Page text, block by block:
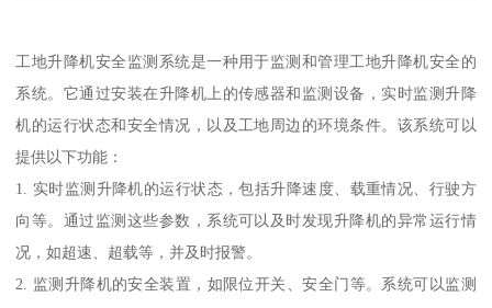
工地升降机安全监测系统是一种用于监测和管理工地升降机安全的
系统。它通过安装在升降机上的传感器和监测设备，实时监测升降
机的运行状态和安全情况，以及工地周边的环境条件。该系统可以
提供以下功能：
1. 实时监测升降机的运行状态，包括升降速度、载重情况、行驶方
向等。通过监测这些参数，系统可以及时发现升降机的异常运行情
况，如超速、超载等，并及时报警。
2. 监测升降机的安全装置，如限位开关、安全门等。系统可以监测